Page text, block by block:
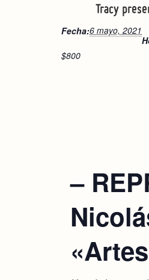
Tracy
Fecha:6 mayo, 2021
$800
–